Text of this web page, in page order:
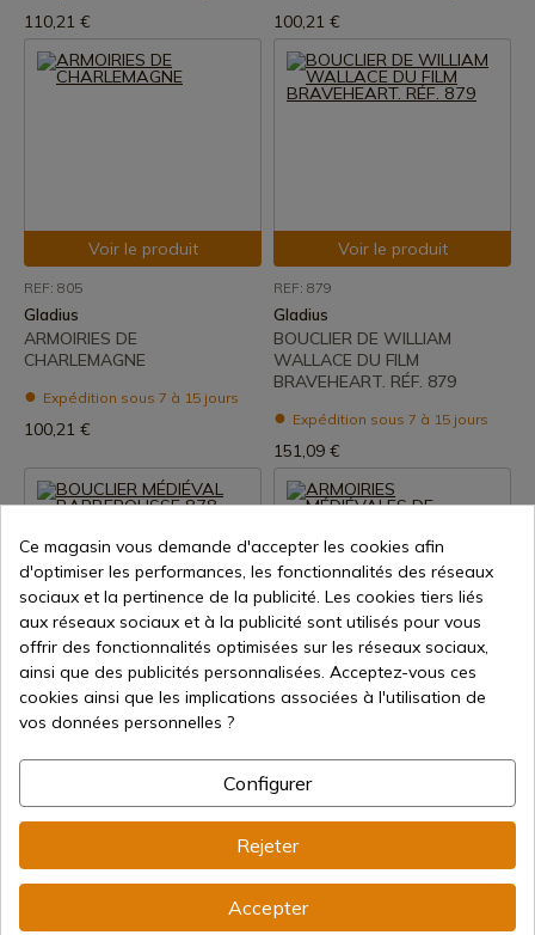
110,21 € 100,21 €
Voir le produit
REF: 805
Gladius
ARMOIRIES DE
CHARLEMAGNE
Expédition sous 7 à 15 jours
100,21 €
Voir le produit
REF: 879
Gladius
BOUCLIER DE WILLIAM
WALLACE DU FILM
BRAVEHEART. RÉF. 879
Expédition sous 7 à 15 jours
151,09 €
Voir le produit
REF: 878
BOUCLIER MÉDIÉVAL
Expédition sous 7 à 15 jours
Voir le produit
ARMOIRIES MÉDIÉVALES DE
TOLÈDE. RÉF. 874
Expédition sous 7 à 15 jours
131,09 €
Ce magasin vous demande d'accepter les cookies afin
d'optimiser les performances, les fonctionnalités des réseaux
sociaux et la pertinence de la publicité. Les cookies tiers liés
aux réseaux sociaux et à la publicité sont utilisés pour vous
offrir des fonctionnalités optimisées sur les réseaux sociaux,
ainsi que des publicités personnalisées. Acceptez-vous ces
cookies ainsi que les implications associées à l'utilisation de
vos données personnelles ?
Configurer
Rejeter
Accepter